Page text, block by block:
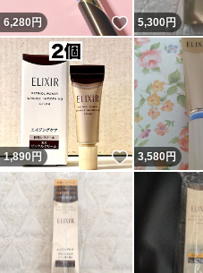
6,280円 いいね！
5,300円
1,890 円 いいね！
3,580円